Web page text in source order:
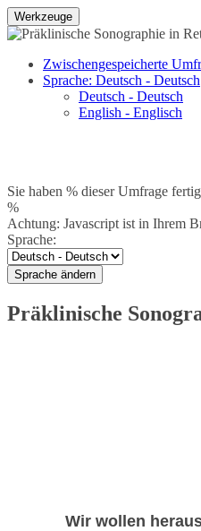
Werkzeuge
Zwischengespeicherte
Sprache: Deutsch - Deutsch
Deutsch - Deutsch
English - Englisch
Sie haben % dieser Umfrage
%
Achtung: Javascript ist in Ihrem
Sprache:
Sprache ändern
Präklinische
Wir wollen